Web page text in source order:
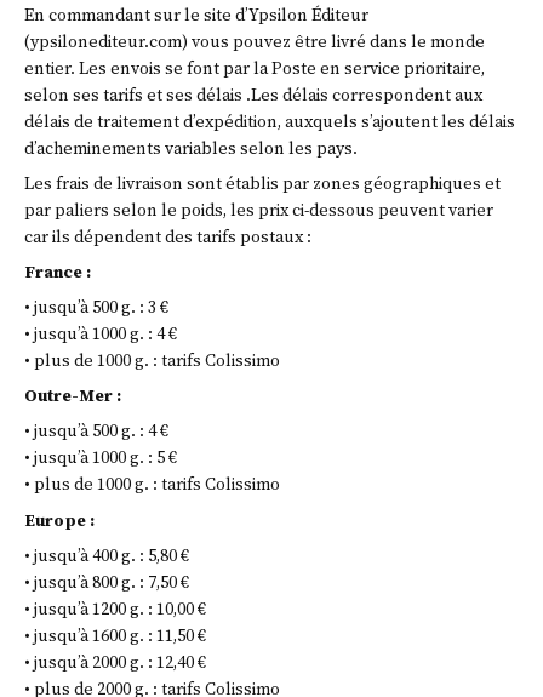
En commandant sur le site d’Ypsilon Éditeur
(ypsilonediteur.com) vous pouvez être livré dans le monde
entier. Les envois se font par la Poste en service prioritaire,
selon ses tarifs et ses délais .Les délais correspondent aux
délais de traitement d’expédition, auxquels s’ajoutent les délais
d’acheminements variables selon les pays.
Les frais de livraison sont établis par zones géographiques et
par paliers selon le poids, les prix ci-dessous peuvent varier
car ils dépendent des tarifs postaux :
France :
• jusqu’à 500 g. : 3 €
• jusqu’à 1000 g. : 4 €
• plus de 1000 g. : tarifs Colissimo
Outre-Mer :
• jusqu’à 500 g. : 4 €
• jusqu’à 1000 g. : 5 €
• plus de 1000 g. : tarifs Colissimo
Europe :
• jusqu’à 400 g. : 5,80 €
• jusqu’à 800 g. : 7,50 €
• jusqu’à 1200 g. : 10,00 €
• jusqu’à 1600 g. : 11,50 €
• jusqu’à 2000 g. : 12,40 €
• plus de 2000 g. : tarifs Colissimo